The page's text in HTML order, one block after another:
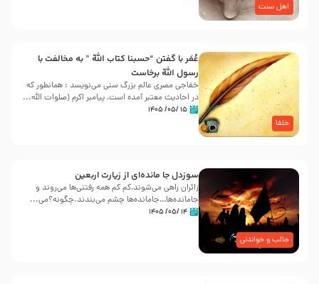
اهل سنت
خلفا
عُمَر با گفتن “حسبنا كتاب اللّه ” به مخالفت با
رسول اللّه برخاست
خفاجی مصری عالم بزرگ سنی می‌نویسد : همانطور که
در احادیث معتبر آمده است، پیامبر اکرم (صلوات اللّه...
۱۵ /۰۵/ ۱۴۰۵
جالب و خواندنی
سوزدل جا مانده‌ای از زیارت اربعین
زائران راهی می‌شوند،کم‌ کم همه رفتنی‌ها می‌روند و
جامانده‌ها…جامانده‌ها چشم می‌بندند.چگونه؟می‌...
۱۴ /۰۵/ ۱۴۰۵